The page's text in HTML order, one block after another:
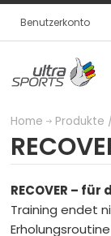
Benutzerkonto
Produkte / SHOP
Home Produkte
RECOVER –
Training endet